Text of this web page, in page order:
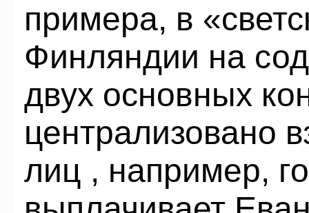
примера, в
Финляндии на
двух основных
централизовано
лиц , например,